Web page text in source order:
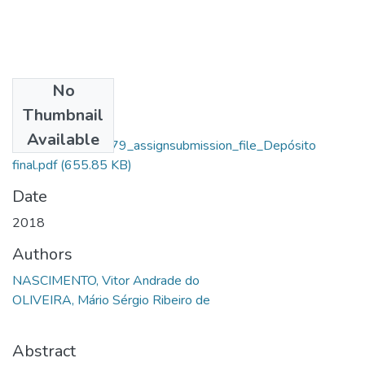
No
Thumbnail
Available
Vitor Andrade Do
Nascimento_13779_assignsubmission_file_Depósito
final.pdf(655.85 KB)
Date
2018
Authors
NASCIMENTO, Vitor Andrade do
OLIVEIRA, Mário Sérgio Ribeiro de
Abstract